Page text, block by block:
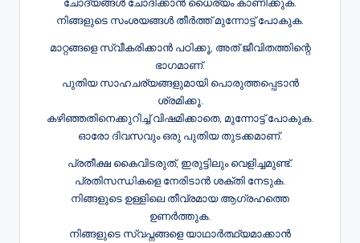
നിങ്ങളുടെ സംശയങ്ങൾ തീർത്ത് മുന്നോട്ട് പോകുക.
മാറ്റങ്ങളെ സ്വീകരിക്കാൻ പഠിക്കൂ, അത് ജീവിതത്തിന്റെ
ഭാഗമാണ്.
പുതിയ സാഹചര്യങ്ങളുമായി പൊരുത്തപ്പെടാൻ
ശ്രമിക്കൂ.
കഴിഞ്ഞതിനെക്കുറിച്ച് വിഷമിക്കാതെ, മുന്നോട്ട് പോകുക.
ഓരോ ദിവസവും ഒരു പുതിയ തുടക്കമാണ്.
പ്രതീക്ഷ കൈവിടരുത്, ഇരുട്ടിലും വെളിച്ചമുണ്ട്.
പ്രതിസന്ധികളെ നേരിടാൻ ശക്തി നേടുക.
നിങ്ങളുടെ ഉള്ളിലെ തീവ്രമായ ആഗ്രഹത്തെ
ഉണർത്തുക.
നിങ്ങളുടെ സ്വപ്നങ്ങളെ യാഥാർത്ഥ്യമാക്കാൻ